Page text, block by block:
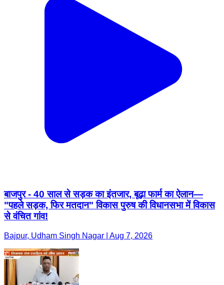
बाजपुर - 40 साल से सड़क का इंतजार, बूढ़ा फार्म का ऐलान—
"पहले सड़क, फिर मतदान" विकास पुरुष की विधानसभा में विकास
से वंचित गांव!
Bajpur, Udham Singh Nagar | Aug 7, 2026